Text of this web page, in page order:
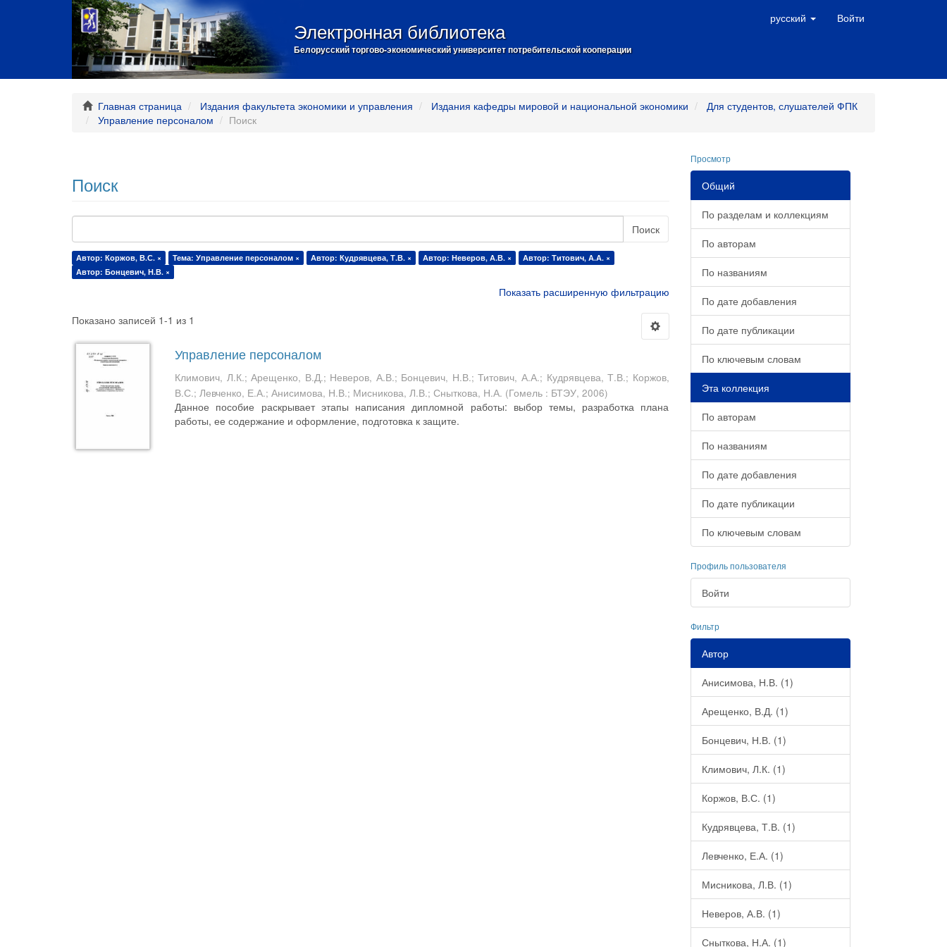
Электронная библиотека
Белорусский торгово-экономический университет потребительской кооперации
русский Войти
Главная страница Издания факультета экономики и управления Издания кафедры мировой и национальной экономики
Для студентов, слушателей ФПК
Управление персоналом
Поиск
Поиск
Поиск
Автор: Коржов, В.С. × Тема: Управление персоналом × Автор: Кудрявцева, Т.В. × Автор: Неверов, А.В. ×
Автор: Титович, А.А. ×
Автор: Бонцевич, Н.В. ×
Показать расширенную фильтрацию
Показано записей 1-1 из 1
Управление персоналом
Климович, Л.К.;Арещенко, В.Д.; Неверов, А.В.; Бонцевич, Н.В.;Титович, А.А.; Кудрявцева, Т.В.; Коржов,
В.С.;Левченко, Е.А.;Анисимова, Н.В.; Мисникова, Л.В.;Сныткова, Н.А. (Гомель : БТЭУ,2006)
Данное пособие раскрывает этапы написания дипломной работы: выбор темы, разработка плана
работы, ее содержание и оформление, подготовка к защите.
Просмотр
Общий
По разделам и коллекциям
По авторам
По названиям
По дате добавления
По дате публикации
По ключевым словам
Эта коллекция
По авторам
По названиям
По дате добавления
По дате публикации
По ключевым словам
Профиль пользователя
Войти
Фильтр
Автор
Анисимова, Н.В. (1)
Арещенко, В.Д. (1)
Бонцевич, Н.В. (1)
Климович, Л.К. (1)
Коржов, В.С. (1)
Кудрявцева, Т.В. (1)
Левченко, Е.А. (1)
Мисникова, Л.В. (1)
Неверов, А.В. (1)
Сныткова, Н.А. (1)